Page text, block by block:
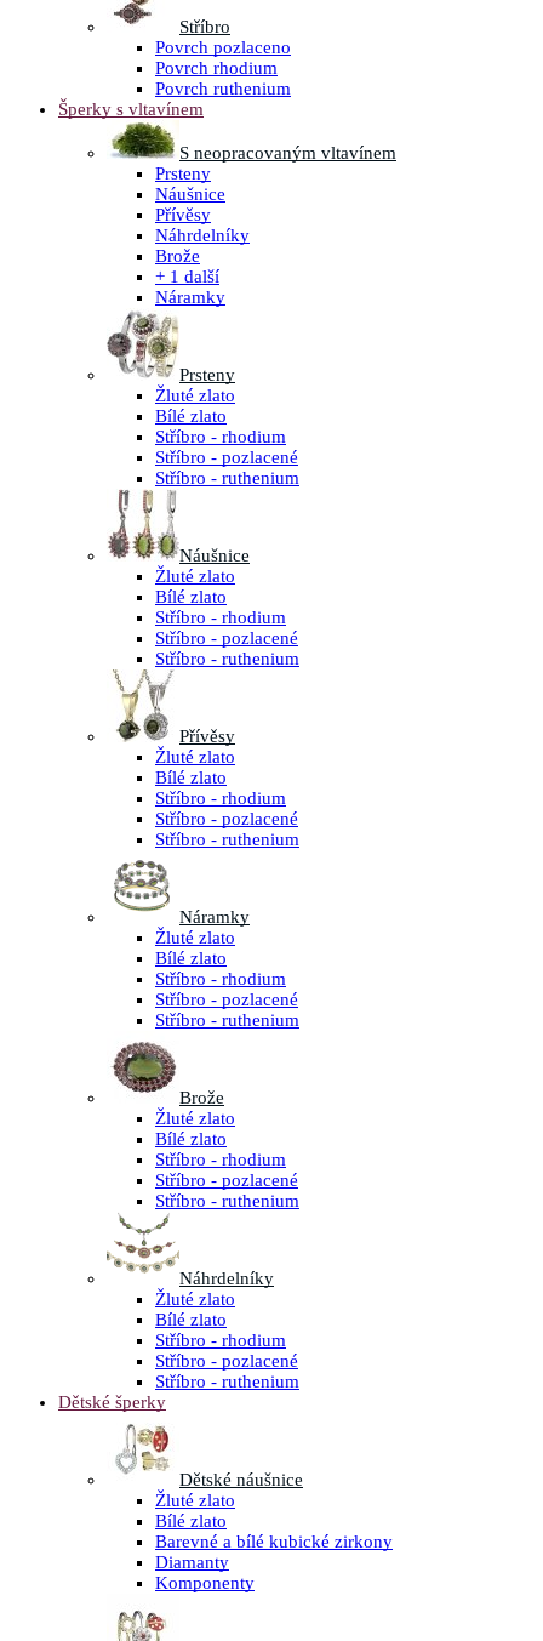
Stříbro
Povrch pozlaceno
Povrch rhodium
Povrch ruthenium
Šperky s vltavínem
S neopracovaným vltavínem
Prsteny
Náušnice
Přívěsy
Náhrdelníky
Brože
+ 1 další
Náramky
Prsteny
Žluté zlato
Bílé zlato
Stříbro - rhodium
Stříbro - pozlacené
Stříbro - ruthenium
Náušnice
Žluté zlato
Bílé zlato
Stříbro - rhodium
Stříbro - pozlacené
Stříbro - ruthenium
Přívěsy
Žluté zlato
Bílé zlato
Stříbro - rhodium
Stříbro - pozlacené
Stříbro - ruthenium
Náramky
Žluté zlato
Bílé zlato
Stříbro - rhodium
Stříbro - pozlacené
Stříbro - ruthenium
Brože
Žluté zlato
Bílé zlato
Stříbro - rhodium
Stříbro - pozlacené
Stříbro - ruthenium
Náhrdelníky
Žluté zlato
Bílé zlato
Stříbro - rhodium
Stříbro - pozlacené
Stříbro - ruthenium
Dětské šperky
Dětské náušnice
Žluté zlato
Bílé zlato
Barevné a bílé kubické zirkony
Diamanty
Komponenty